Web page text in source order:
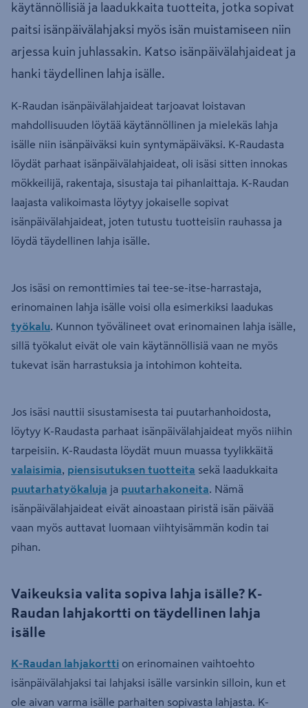
käytännöllisiä ja laadukkaita tuotteita, jotka sopivat
paitsi isänpäivälahjaksi myös isän muistamiseen niin
arjessa kuin juhlassakin. Katso isänpäivälahjaideat ja
hanki täydellinen lahja isälle.
K-Raudan isänpäivälahjaideat tarjoavat loistavan
mahdollisuuden löytää käytännöllinen ja mielekäs lahja
isälle niin isänpäiväksi kuin syntymäpäiväksi. K-Raudasta
löydät parhaat isänpäivälahjaideat, oli isäsi sitten innokas
mökkeilijä, rakentaja, sisustaja tai pihanlaittaja. K-Raudan
laajasta valikoimasta löytyy jokaiselle sopivat
isänpäivälahjaideat, joten tutustu tuotteisiin rauhassa ja
löydä täydellinen lahja isälle.
Jos isäsi on remonttimies tai tee-se-itse-harrastaja,
erinomainen lahja isälle voisi olla esimerkiksi laadukas
työkalu . Kunnon työvälineet ovat erinomainen lahja isälle,
sillä työkalut eivät ole vain käytännöllisiä vaan ne myös
tukevat isän harrastuksia ja intohimon kohteita.
Jos isäsi nauttii sisustamisesta tai puutarhanhoidosta,
löytyy K-Raudasta parhaat isänpäivälahjaideat myös niihin
tarpeisiin. K-Raudasta löydät muun muassa tyylikkäitä
valaisimia
piensisutuksen tuotteita sekä laadukkaita
puutarhatyökaluja ja puutarhakoneita . Nämä
isänpäivälahjaideat eivät ainoastaan piristä isän päivää
vaan myös auttavat luomaan viihtyisämmän kodin tai
pihan.
Vaikeuksia valita sopiva lahja isälle? K-
Raudan lahjakortti on täydellinen lahja
isälle
K-Raudan lahjakortti on erinomainen vaihtoehto
isänpäivälahjaksi tai lahjaksi isälle varsinkin silloin, kun et
ole aivan varma isälle parhaiten sopivasta lahjasta. K-